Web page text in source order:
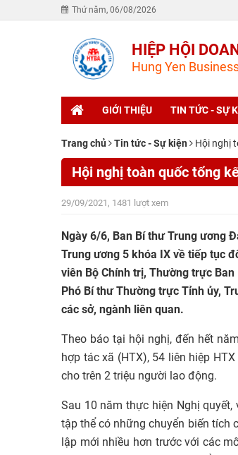
Thứ năm, 06/08/2026
HIỆP HỘI
Hung Yen
GIỚI THIỆU TIN TỨC - SỰ
Trang chủ Tin tức - Sự kiện Hội nghị
Hội nghị toàn quốc tổng
29/09/2021, 1481 lượt xem
Ngày 6/6, Ban Bí thư Trung ương
Trung ương 5 khóa IX về tiếp tục
viên Bộ Chính trị, Thường trực
Phó Bí thư Thường trực Tỉnh ủy,
các sở, ngành liên quan.
Theo báo tại hội nghị, đến hết
hợp tác xã (HTX), 54 liên hiệp
cho trên 2 triệu người lao động.
Sau 10 năm thực hiện Nghị
tập thể có những chuyển biến tích
lập mới nhiều hơn trước với các